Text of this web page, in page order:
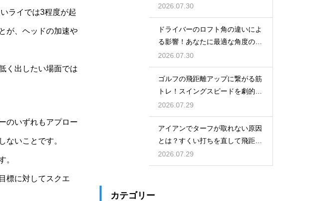
ライでは3程度が起
が、ヘッドの加速や
く出したい場面では
のいずれもアプロー
ないことです。
。
標に対してスクエ
の目のケア
2026.07.30
ドライバーのロフト角の違いによ
る影響！あなたに最適な角度の選
び方
2026.07.30
ゴルフの飛距離アップに繋がる筋
トレ！スイングスピードを劇的に
上げる鍛え方
2026.07.29
アイアンでターフが取れない原因
とは？すくい打ちを直して飛距離
を伸ばす
2026.07.29
カテゴリー